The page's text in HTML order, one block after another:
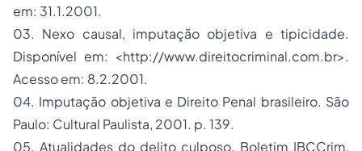
em: 31.1.2001.
03. Nexo causal, imputação objetiva e tipicidade.
Disponível em: <http://www.direitocriminal.com.br>.
Acesso em: 8.2.2001.
04. Imputação objetiva e Direito Penal brasileiro. São
Paulo: Cultural Paulista, 2001. p. 139.
05. Atualidades do delito culposo. Boletim IBCCrim,